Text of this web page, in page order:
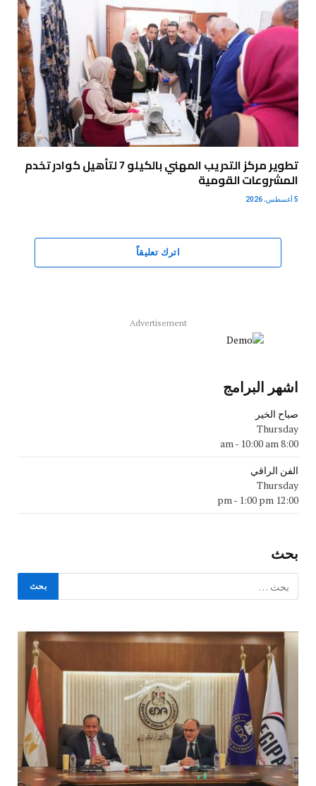
تطوير مركز التدريب المهني بالكيلو 7 لتأهيل كوادر تخدم
المشروعات القومية
5 أغسطس، 2026
اترك تعليقاً
Advertisement
اشهر البرامج
صباح الخير
Thursday
8:00 am
- 10:00 am
الفن الراقي
Thursday
12:00 pm
- 1:00 pm
بحث